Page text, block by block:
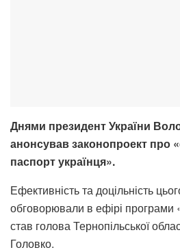
Днями президент України
анонсував законопроект про
паспорт українця».
Ефективність та доцільність
обговорювали в ефірі програми
став голова Тернопільської
Головко.